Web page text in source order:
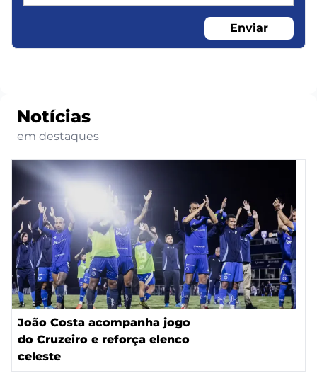
Enviar
Notícias
em destaques
João Costa acompanha jogo
do Cruzeiro e reforça elenco
celeste